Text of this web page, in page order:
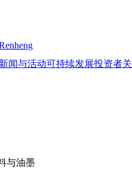
新闻与活动可持续发展投资者
与油墨